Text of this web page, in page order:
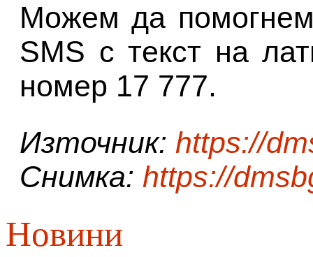
Можем да
SMS с текст на
номер 17 777.
Източник: https://
Снимка: https://
Новини